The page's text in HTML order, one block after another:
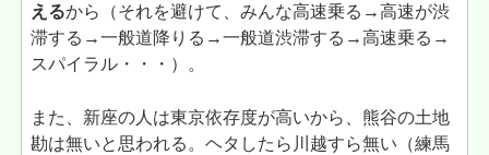
えるから（それを避けて、みんな高速乗る→高速が渋
滞する→一般道降りる→一般道渋滞する→高速乗る→
スパイラル・・・）。
また、新座の人は東京依存度が高いから、熊谷の土地
勘は無いと思われる。ヘタしたら川越すら無い（練馬